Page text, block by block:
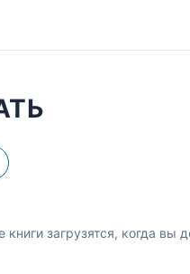
книги загрузятся, когда вы